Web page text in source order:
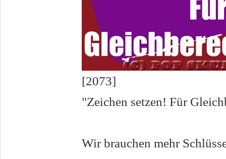
[2073]
"Zeichen setzen! Für
Wir brauchen mehr